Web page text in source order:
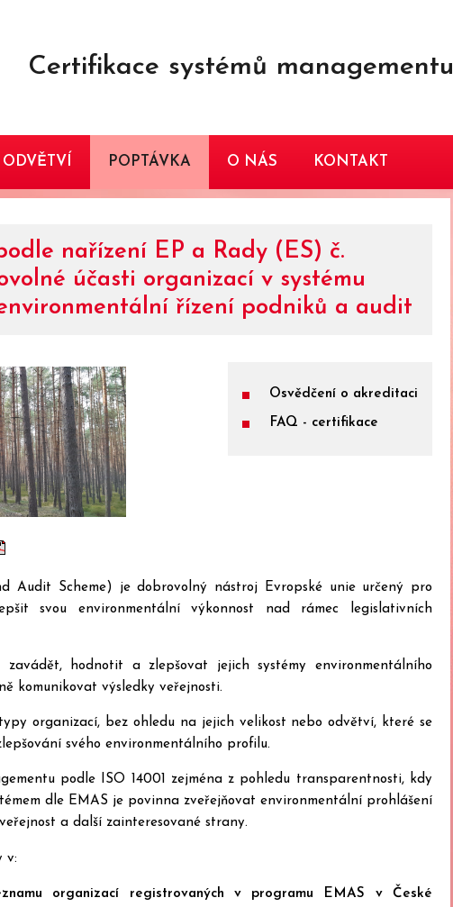
Certifikace systémů managementu
POPTÁVKA O NÁS KONTAKT
nařízení EP a Rady (ES) č.
účasti organizací v systému
řízení podniků a audit
Osvědčení o akreditaci
FAQ - certifikace
Audit Scheme) je dobrovolný nástroj Evropské unie určený pro
svou environmentální výkonnost nad rámec legislativních
zavádět, hodnotit a zlepšovat jejich systémy environmentálního
komunikovat výsledky veřejnosti.
organizací, bez ohledu na jejich velikost nebo odvětví, které se
svého environmentálního profilu.
podle ISO 14001 zejména z pohledu transparentnosti, kdy
dle EMAS je povinna zveřejňovat environmentální prohlášení
a další zainteresované strany.
v:
organizací registrovaných v programu EMAS v České